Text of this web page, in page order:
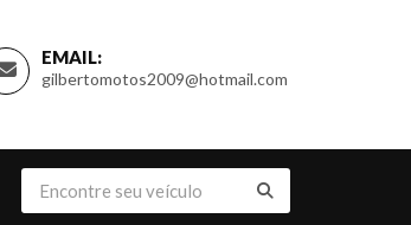
EMAIL:
gilbertomotos2009@hotmail.com